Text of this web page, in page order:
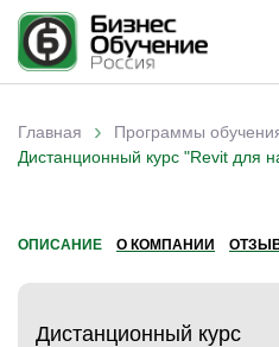
Вы здесь
Главная › Программы
Дистанционный курс "Revit для
ОПИСАНИЕ О КОМПАНИИ
Дистанционный курс